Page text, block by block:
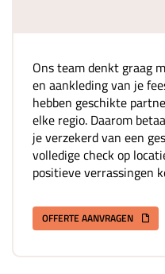
Ons team denkt graag
en aankleding van je
hebben geschikte
elke regio. Daarom
je verzekerd van een
volledige check op
positieve verrassingen
OFFERTE AANVRAGEN